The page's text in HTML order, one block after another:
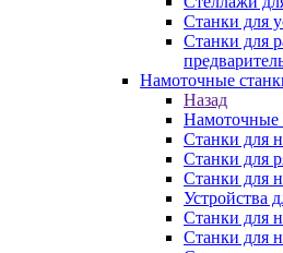
Станки для
Станки для
Намоточные
Назад
Намоточные
Станки для
Станки для
Станки для
Устройства
Станки для
Станки для